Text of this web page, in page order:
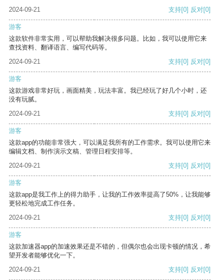
2024-09-21
支持[0] 反对[0]
游客
这款软件非常实用，可以帮助我解决很多问题。比如，我可以使用它来
查找资料、翻译语言、编写代码等。
2024-09-21
支持[0] 反对[0]
游客
这款游戏非常好玩，画面精美，玩法丰富。我已经玩了好几个小时，还
没有玩腻。
2024-09-21
支持[0] 反对[0]
游客
这款app的功能非常强大，可以满足我所有的工作需求。我可以使用它来
编辑文档、制作演示文稿、管理日程安排等。
2024-09-21
支持[0] 反对[0]
游客
这款app是我工作上的得力助手，让我的工作效率提高了50%，让我能够
更轻松地完成工作任务。
2024-09-21
支持[0] 反对[0]
游客
这款加速器app的加速效果还是不错的，但偶尔也会出现卡顿的情况，希
望开发者能够优化一下。
2024-09-21
支持[0] 反对[0]